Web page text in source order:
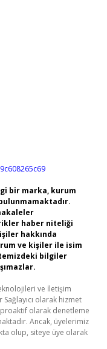
bir marka, kurum
haber niteliği
hakkında
ve kişiler ile isim
bilgiler
ve İletişim
olarak hizmet
olarak denetleme
Ancak, üyelerimiz
olup, siteye üye olarak